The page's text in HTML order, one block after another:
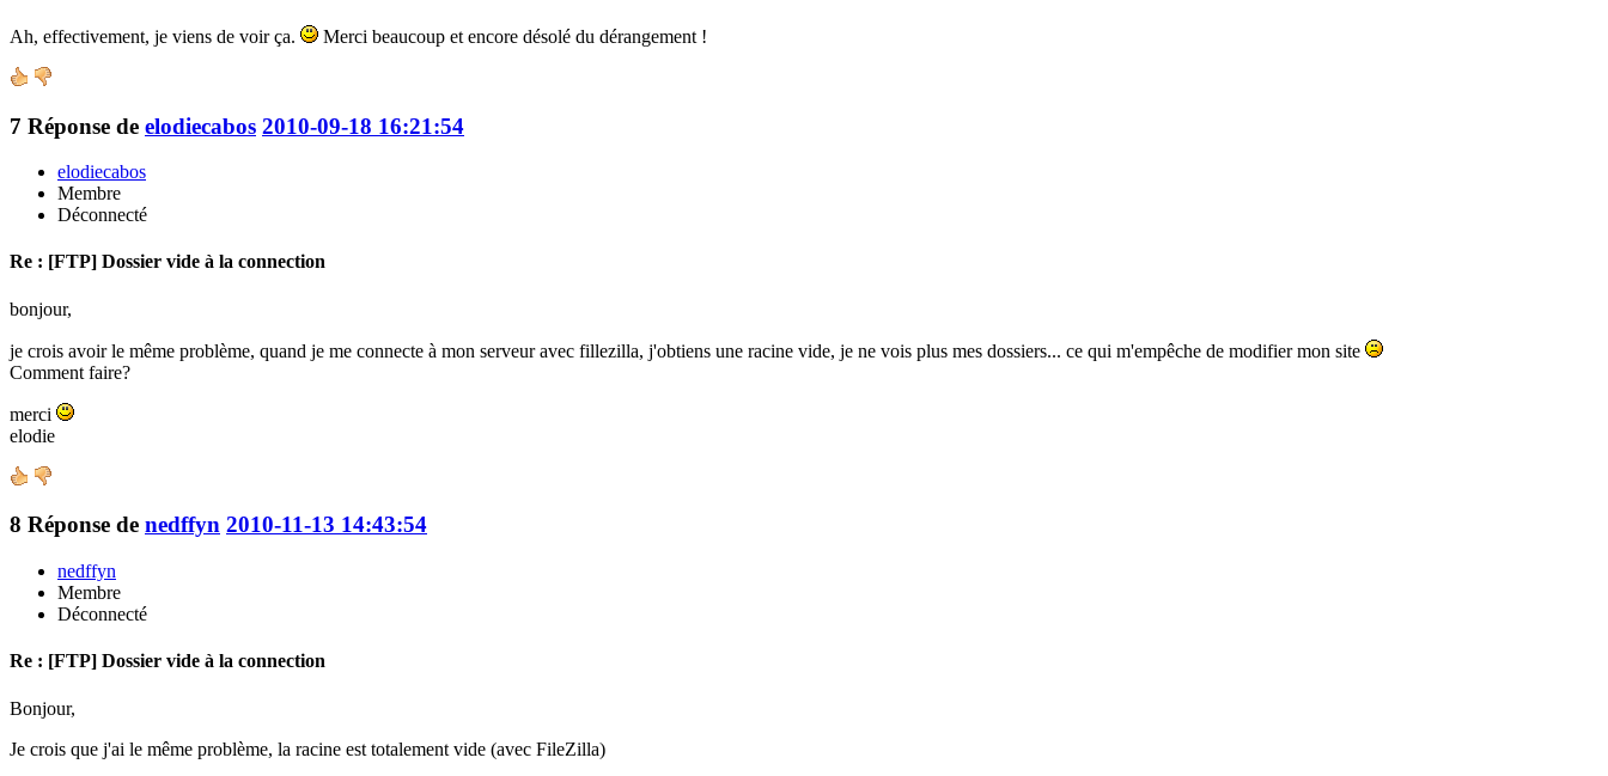
Ah, effectivement, je viens de voir ça. Merci beaucoup et encore désolé du dérangement !
7 Réponse de elodiecabos 2010-09-18 16:21:54
elodiecabos
Membre
Déconnecté
Re : [FTP] Dossier vide à la connection
bonjour,
je crois avoir le même problème, quand je me connecte à mon serveur avec fillezilla, j'obtiens une racine vide, je ne vois plus mes dossiers... ce qui m'empêche de modifier mon site
Comment faire?
merci
elodie
8 Réponse de nedffyn 2010-11-13 14:43:54
nedffyn
Membre
Déconnecté
Re : [FTP] Dossier vide à la connection
Bonjour,
Je crois que j'ai le même problème, la racine est totalement vide (avec FileZilla)